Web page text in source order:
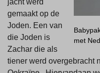
met
jacht werd
gemaakt op de
Joden. Een van
die Joden is
Zachar die als
tiener werd overgebracht